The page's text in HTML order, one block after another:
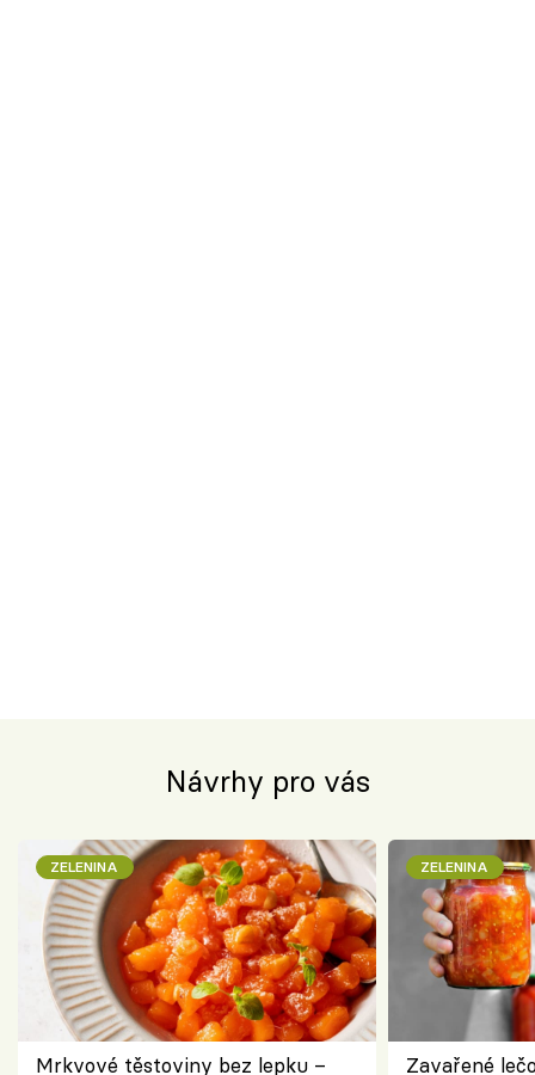
Návrhy pro vás
ZELENINA
Mrkvové těstoviny bez lepku –
ZELENINA
Zavařené